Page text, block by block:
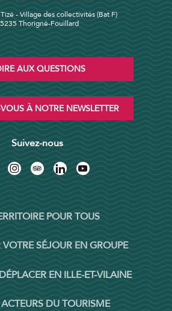
- Village des collectivités (Bat F)
Thorigné-Fouillard
AUX QUESTIONS
À NOTRE NEWSLETTER
Suivez-nous
POUR TOUS
VOTRE SÉJOUR EN GROUPE
DÉPLACER EN ILLE-ET-VILAINE
ACTEURS DU TOURISME